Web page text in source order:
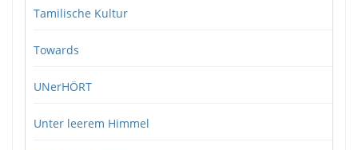
Tamilische Kultur
Towards
UNerHÖRT
Unter leerem Himmel